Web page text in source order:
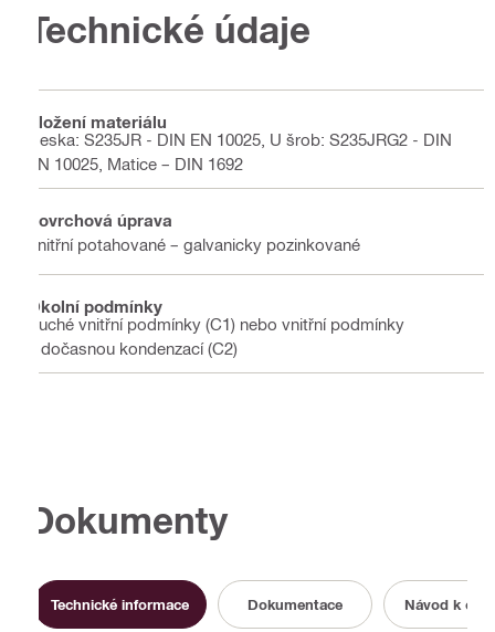
Technické údaje
Složení materiálu
Deska: S235JR - DIN EN 10025, U šrob: S235JRG2 - DIN
EN 10025, Matice – DIN 1692
Povrchová úprava
Vnitřní potahované – galvanicky pozinkované
Okolní podmínky
Suché vnitřní podmínky (C1) nebo vnitřní podmínky
s dočasnou kondenzací (C2)
Dokumenty
Technické informace Dokumentace Návod k